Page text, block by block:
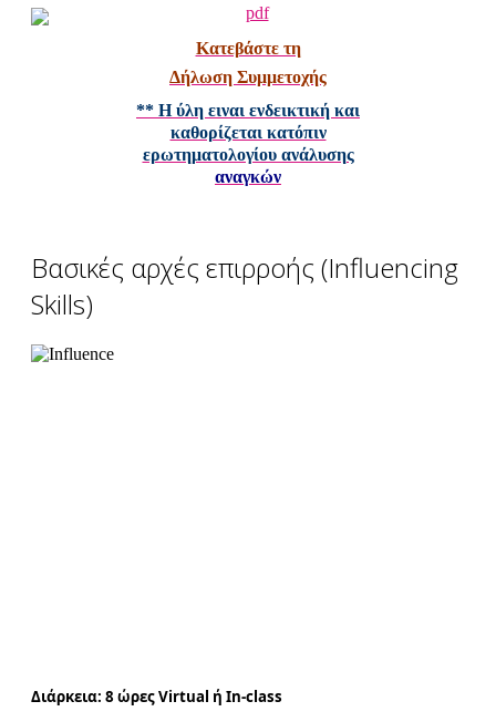
Κατεβάστε τη
Δήλωση Συμμετοχής
** Η ύλη ειναι ενδεικτική και
καθορίζεται κατόπιν
ερωτηματολογίου ανάλυσης
αναγκών
Βασικές αρχές επιρροής (Influencing
Skills)
Διάρκεια: 8 ώρες Virtual ή In-class